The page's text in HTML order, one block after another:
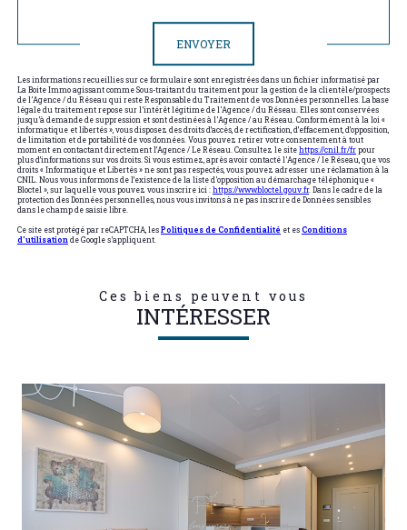
ENVOYER
Les informations recueillies sur ce formulaire sont enregistrées dans un fichier informatisé par
La Boite Immo agissant comme Sous-traitant du traitement pour la gestion de la clientèle/prospects
de l'Agence / du Réseau qui reste Responsable du Traitement de vos Données personnelles. La base
légale du traitement repose sur l'intérêt légitime de l'Agence / du Réseau. Elles sont conservées
jusqu'à demande de suppression et sont destinées à l'Agence / au Réseau. Conformément à la loi «
informatique et libertés », vous disposez des droits d’accès, de rectification, d’effacement, d’opposition,
de limitation et de portabilité de vos données. Vous pouvez retirer votre consentement à tout
moment en contactant directement l’Agence / Le Réseau. Consultez le sitehttps://cnil.fr/frpour
plus d’informations sur vos droits. Si vous estimez, après avoir contacté l'Agence / le Réseau, que vos
droits « Informatique et Libertés » ne sont pas respectés, vous pouvez adresser une réclamation à la
CNIL. Nous vous informons de l’existence de la liste d'opposition au démarchage téléphonique «
Bloctel », sur laquelle vous pouvez vous inscrire ici :https://www.bloctel.gouv.fr. Dans le cadre de la
protection des Données personnelles, nous vous invitons à ne pas inscrire de Données sensibles
dans le champ de saisie libre.
Ce site est protégé par reCAPTCHA, lesPolitiques de Confidentialité et esConditions
d'utilisation de Google s'appliquent.
Ces biens peuvent vous
INTÉRESSER